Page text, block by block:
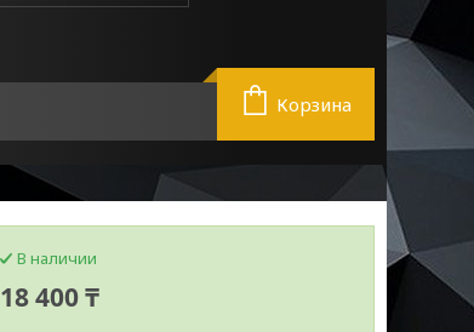
Корзина
В наличии
18 400 ₸